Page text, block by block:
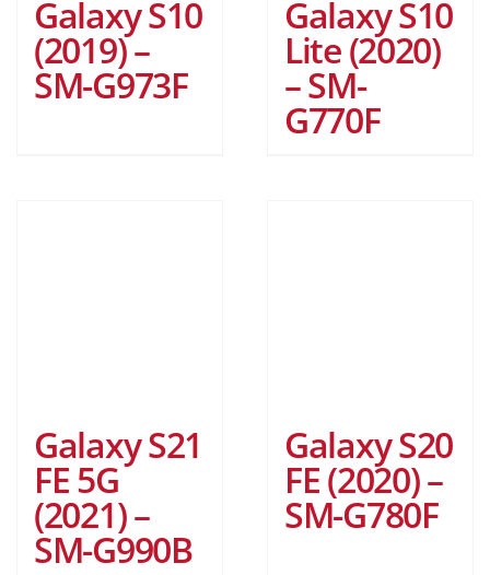
Galaxy S10
(2019) –
SM-G973F
Galaxy S10
Lite (2020)
– SM-
G770F
Galaxy S21
FE 5G
(2021) –
SM-G990B
Galaxy S20
FE (2020) –
SM-G780F